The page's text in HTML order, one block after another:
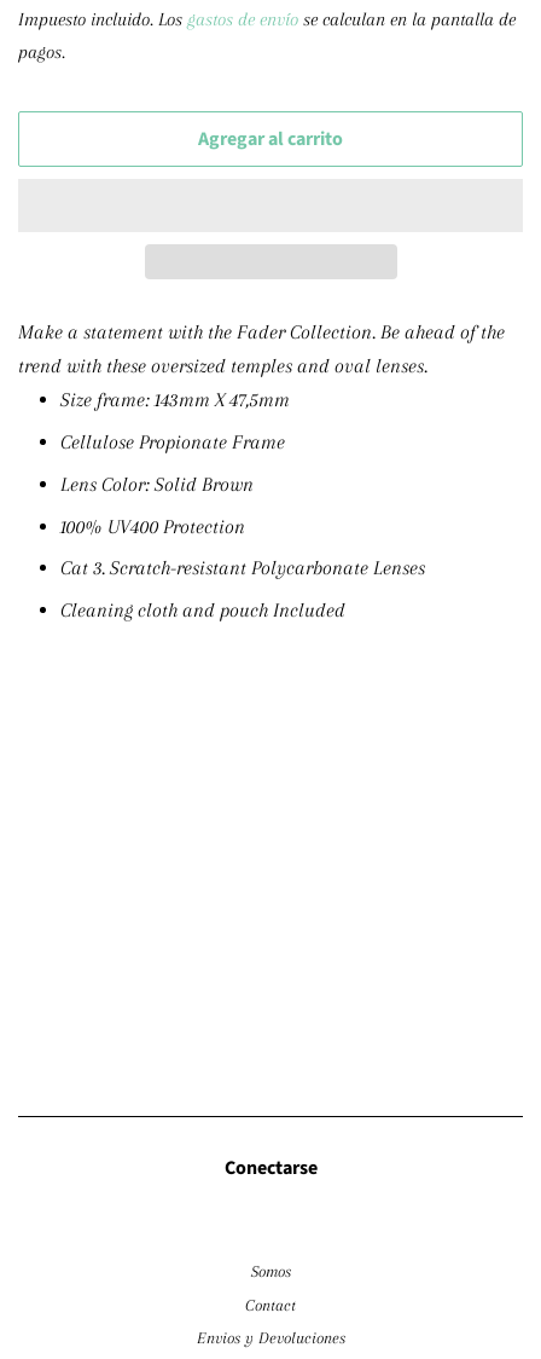
venta
Impuesto incluido. Los gastos de envío se calculan en la pantalla de
pagos.
Agregar al carrito
Make a statement with the Fader Collection. Be ahead of the
trend with these oversized temples and oval lenses.
Size frame: 143mm X 47,5mm
Cellulose Propionate Frame
Lens Color: Solid Brown
100% UV400 Protection
Cat 3. Scratch-resistant Polycarbonate Lenses
Cleaning cloth and pouch Included
Conectarse
Somos
Contact
Envios y Devoluciones